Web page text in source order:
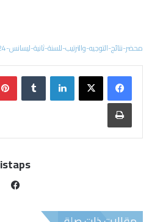
محضر-نتائج-التوجيه-والترتيب-للسنة-ثانية-ليسانس-2024-2025-1
istaps